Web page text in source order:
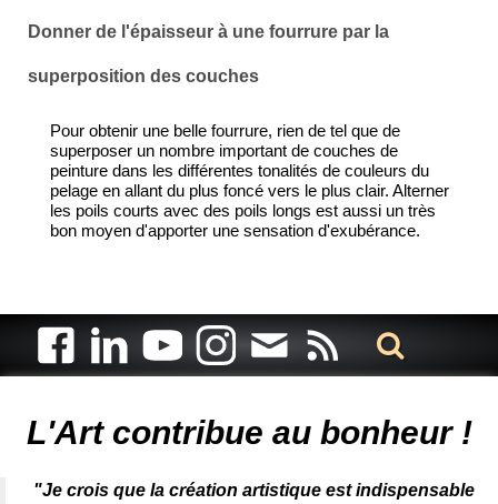
Donner de l'épaisseur à une fourrure par la
superposition des couches
Pour obtenir une belle fourrure, rien de tel que de
superposer un nombre important de couches de
peinture dans les différentes tonalités de couleurs du
pelage en allant du plus foncé vers le plus clair. Alterner
les poils courts avec des poils longs est aussi un très
bon moyen d'apporter une sensation d'exubérance.
L'Art contribue au bonheur !
"Je crois que la création artistique est indispensable